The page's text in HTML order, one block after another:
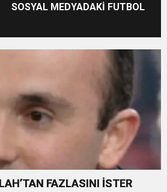
SOSYAL MEDYADAKİ FUTBOL
FAZLASINI İSTER